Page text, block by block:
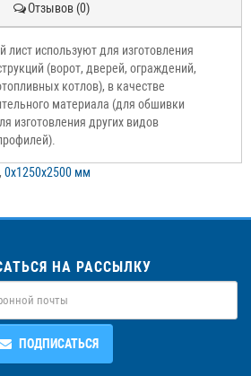
Отзывов (0)
лист используют для изготовления
(ворот, дверей, ограждений,
котлов), в качестве
материала (для обшивки
изготовления других видов
, 0х1250х2500 мм
НА РАССЫЛКУ
ПОДПИСАТЬСЯ